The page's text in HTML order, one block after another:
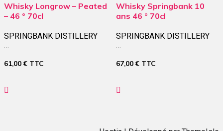
Whisky Longrow – Peated
– 46 ° 70cl
SPRINGBANK DISTILLERY
…
61,00€ TTC
Whisky Springbank 10
ans 46 ° 70cl
SPRINGBANK DISTILLERY
…
67,00€TTC